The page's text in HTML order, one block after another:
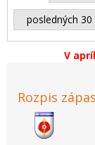
posledných 30
V
Rozpis